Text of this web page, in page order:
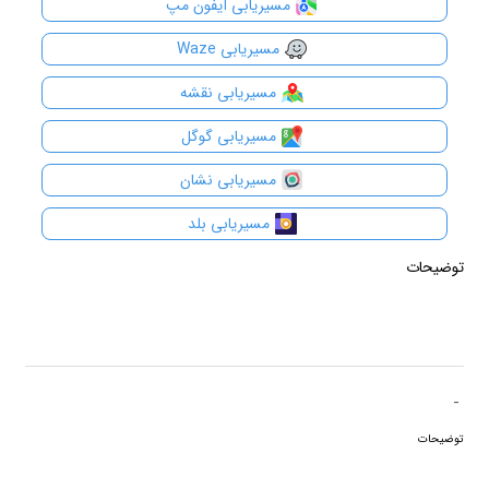
مسیریابی آیفون مپ
مسیریابی Waze
مسیریابی نقشه
مسیریابی گوگل
مسیریابی نشان
مسیریابی بلد
توضیحات
توضیحات